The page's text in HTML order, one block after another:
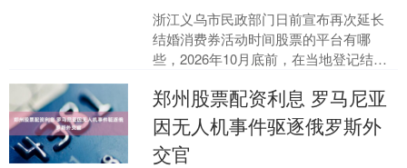
浙江义乌市民政部门日前宣布再次延长
结婚消费券活动时间股票的平台有哪
些，2026年10月底前，在当地登记结婚
贴的消费券。 2....
郑州股票配资利息 罗马尼亚
因无人机事件驱逐俄罗斯外
交官